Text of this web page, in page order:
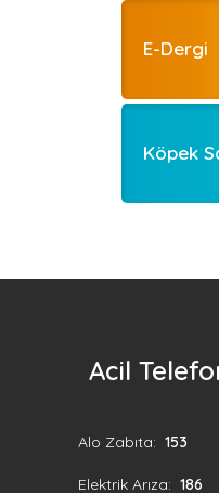
E-Dergi
Köpek
Acil
Alo Zabıta: 153
Elektrik Arıza: 186